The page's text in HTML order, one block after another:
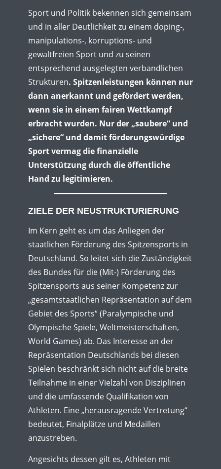
Sport und Politik bekennen sich gemeinsam
und in aller Deutlichkeit zu einem doping-,
manipulations-, korruptions- und
gewaltfreien Sport und zu seinen
entsprechend ausgelegten verbandlichen
Strukturen. Spitzenleistungen können nur
dann anerkannt und gefördert werden,
wenn sie in einem fairen Wettkampf
erbracht wurden. Nur der „saubere“ und
„sichere“ und damit förderungswürdige
Sport vermag die finanzielle
Unterstützung durch die öffentliche
Hand zu legitimieren.
ZIELE DER NEUSTRUKTURIERUNG
Im Kern geht es um das Anliegen der
staatlichen Förderung des Spitzensports in
Deutschland. So leitet sich die Zuständigkeit
des Bundes für die (Mit-) Förderung des
Spitzensports aus seiner Kompetenz zur
„gesamtstaatlichen Repräsentation auf dem
Gebiet des Sports“ (Paralympische und
Olympische Spiele, Weltmeisterschaften,
World Games) ab. Das Interesse an der
Repräsentation Deutschlands bei diesen
Spielen beschränkt sich nicht auf die breite
Teilnahme in einer Vielzahl von Disziplinen
und die umfassende Qualifikation von
Athleten. Eine „herausragende Vertretung“
bedeutet, Finalplätze und Medaillen
anzustreben.
Angesichts dessen gilt es, Athleten mit